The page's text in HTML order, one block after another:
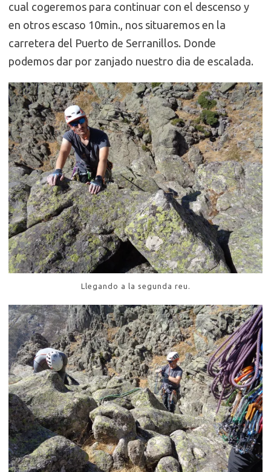
cual cogeremos para continuar con el descenso y
en otros escaso 10min., nos situaremos en la
carretera del Puerto de Serranillos. Donde
podemos dar por zanjado nuestro dia de escalada.
Llegando a la segunda reu.